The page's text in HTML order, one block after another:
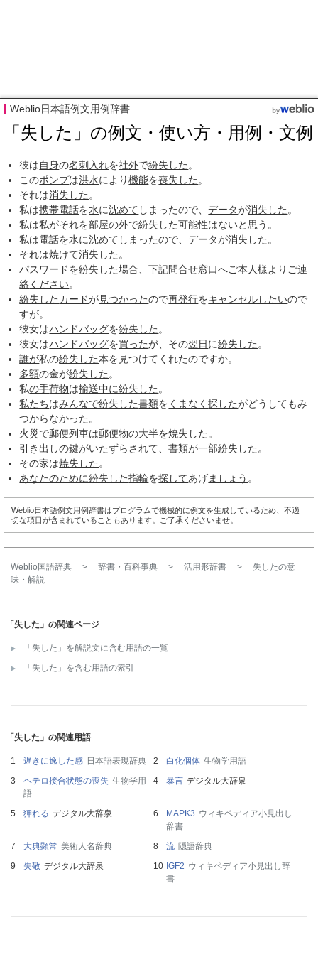
Weblio日本語例文用例辞書
「失した」の例文・使い方・用例・文例
彼は自身の名刺入れを社外で紛失した 。
このポンプは洪水により機能を喪失した 。
それは消失した 。
私は携帯電話を水に沈めて しまったので、データが消失した 。
私は私がそれを部屋の外で紛失した可能性はないと思う。
私は電話を水に沈めて しまったので、データが消失した 。
それは焼けて消失した 。
パスワードを紛失した場合 、下記問合せ窓口へご本人様より ご連
絡ください。
紛失したカードが見つかったので再発行をキャンセルしたいので
すが。
彼女はハンドバッグを紛失した 。
彼女はハンドバッグを買ったが、その翌日に紛失した 。
誰が私の紛失した本を見つけてくれたのですか。
多額の金が紛失した 。
私の手荷物は輸送中に紛失した 。
私たちはみんなで紛失した書類を くまなく探したがどうしてもみ
つからなかった。
火災で郵便列車は郵便物の大半を焼失した 。
引き出しの鍵がいたずらされて、書類が一部紛失した 。
その家は焼失した 。
あなたのために紛失した指輪を探してあげましょう 。
Weblio日本語例文用例辞書はプログラムで機械的に例文を生成しているため、不適
切な項目が含まれていることもあります。ご了承くださいませ。
Weblio国語辞典 > 辞書・百科事典 > 活用形辞書 > 失したの意
味・解説
「失した」の関連ページ
「失した」を解説文に含む用語の一覧
「失した」を含む用語の索引
「失した」の関連用語
遅きに逸した感 日本語表現辞典 白化個体 生物学用語
ヘテロ接合状態の喪失 生物学用
語
暴言 デジタル大辞泉
狎れる デジタル大辞泉 MAPK3 ウィキペディア小見出し
辞書
大典顕常 美術人名辞典 流 隠語辞典
失敬 デジタル大辞泉 IGF2 ウィキペディア小見出し辞
書